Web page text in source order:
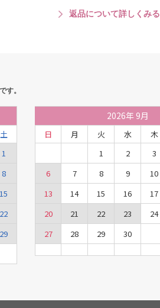
返品について詳しくみる
す。
土
1
8
15
22
29
2026年 9月
日 月 火 水 木
1
2 3
6
7 8 9 10
13
14 15 16 17
20
21 22 23 24
27
28 29 30